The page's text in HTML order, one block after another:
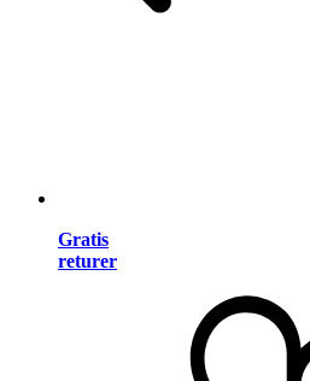
Gratis
returer